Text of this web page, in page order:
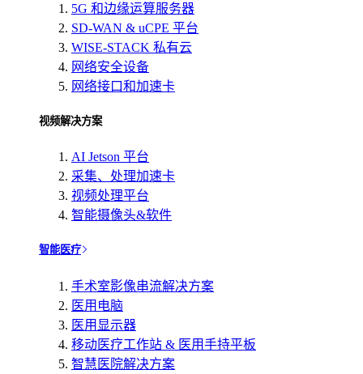
5G 和边缘运算服务器
SD-WAN & uCPE 平台
WISE-STACK 私有云
网络安全设备
网络接口和加速卡
视频解决方案
AI Jetson 平台
采集、处理加速卡
视频处理平台
智能摄像头&软件
智能医疗
手术室影像串流解决方案
医用电脑
医用显示器
移动医疗工作站 & 医用手持平板
智慧医院解决方案